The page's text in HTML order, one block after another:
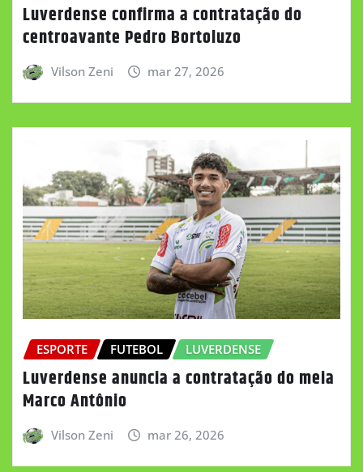
Luverdense confirma a contratação do
centroavante Pedro Bortoluzo
Vilson Zeni mar 27, 2026
ESPORTE FUTEBOL LUVERDENSE
Luverdense anuncia a contratação do meia
Marco Antônio
Vilson Zeni mar 26, 2026